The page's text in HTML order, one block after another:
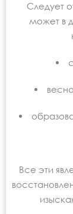
Следует
может в
Все эти